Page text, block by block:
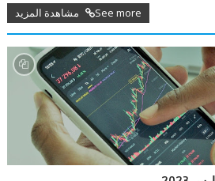
See more مشاهدة المزيد